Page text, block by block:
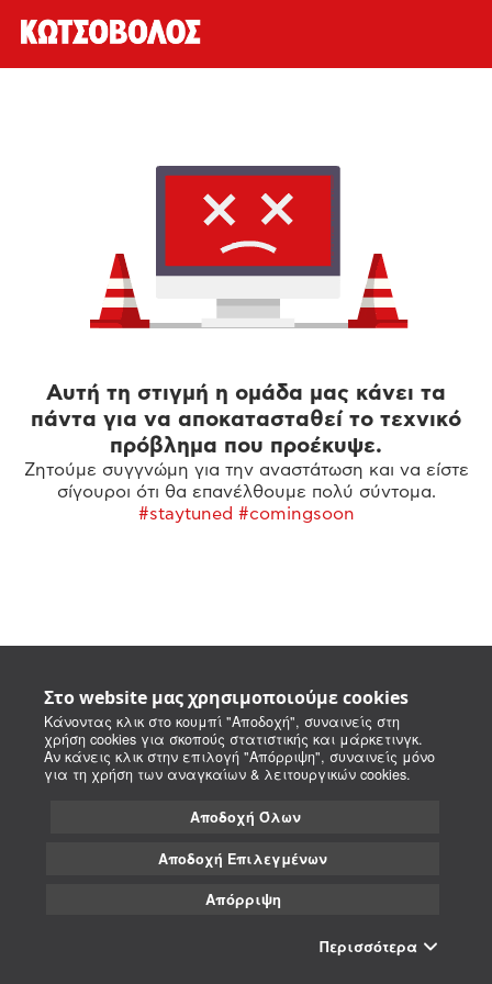
Στο website μας χρησιμοποιούμε cookies
Κάνοντας κλικ στο κουμπί "Αποδοχή", συναινείς στη
χρήση cookies για σκοπούς στατιστικής και μάρκετινγκ.
Αν κάνεις κλικ στην επιλογή "Απόρριψη", συναινείς μόνο
για τη χρήση των αναγκαίων & λειτουργικών cookies.
Αποδοχή Όλων
Αποδοχή Επιλεγμένων
Απόρριψη
Περισσότερα
Αυτή τη στιγμή η ομάδα μας κάνει τα
πάντα για να αποκατασταθεί το τεχνικό
πρόβλημα που προέκυψε.
Ζητούμε συγγνώμη για την αναστάτωση και να είστε
σίγουροι ότι θα επανέλθουμε πολύ σύντομα.
#staytuned #comingsoon